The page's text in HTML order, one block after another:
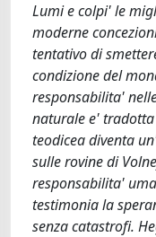
Lumi e colpi' le
moderne
tentativo di
condizione del
responsabilita'
naturale e'
teodicea diventa
sulle rovine di
responsabilita'
testimonia la
senza catastrofi.